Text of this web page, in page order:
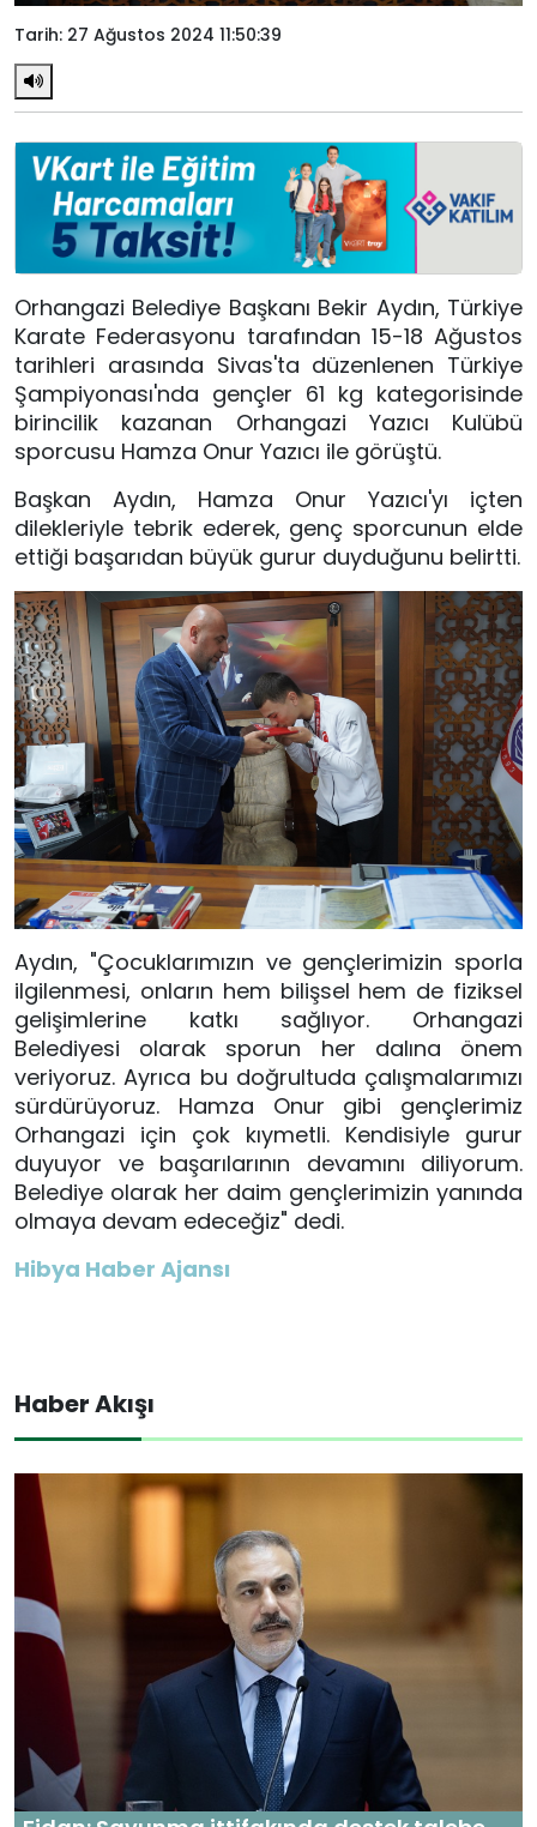
Tarih: 27 Ağustos 2024 11:50:39
Orhangazi Belediye Başkanı Bekir Aydın, Türkiye
Karate Federasyonu tarafından 15-18 Ağustos
tarihleri arasında Sivas'ta düzenlenen Türkiye
Şampiyonası'nda gençler 61 kg kategorisinde
birincilik kazanan Orhangazi Yazıcı Kulübü
sporcusu Hamza Onur Yazıcı ile görüştü.
Başkan Aydın, Hamza Onur Yazıcı'yı içten
dilekleriyle tebrik ederek, genç sporcunun elde
ettiği başarıdan büyük gurur duyduğunu belirtti.
Aydın, "Çocuklarımızın ve gençlerimizin sporla
ilgilenmesi, onların hem bilişsel hem de fiziksel
gelişimlerine katkı sağlıyor. Orhangazi
Belediyesi olarak sporun her dalına önem
veriyoruz. Ayrıca bu doğrultuda çalışmalarımızı
sürdürüyoruz. Hamza Onur gibi gençlerimiz
Orhangazi için çok kıymetli. Kendisiyle gurur
duyuyor ve başarılarının devamını diliyorum.
Belediye olarak her daim gençlerimizin yanında
olmaya devam edeceğiz" dedi.
Hibya Haber Ajansı
Haber Akışı